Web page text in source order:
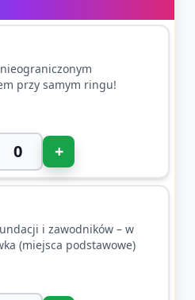
przy samym ringu!
+
i zawodników – w
(miejsca podstawowe)